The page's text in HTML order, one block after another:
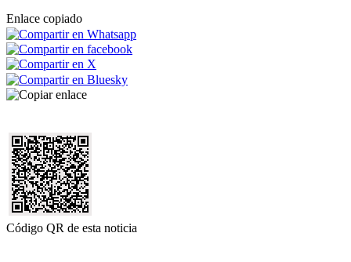
Enlace copiado
Código QR de esta noticia